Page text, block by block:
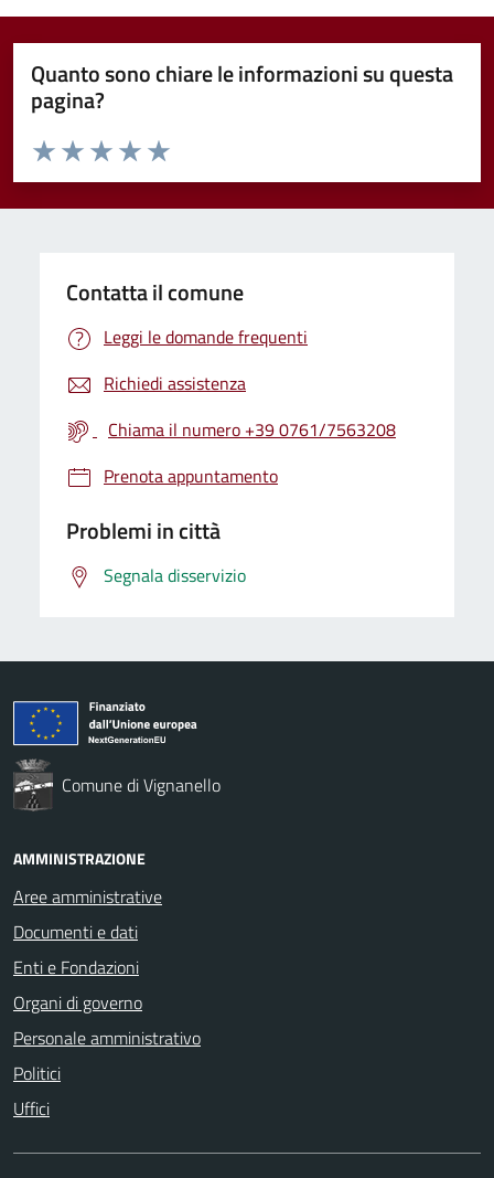
Quanto sono chiare le informazioni su questa
pagina?
Valuta da 1 a 5 stelle la pagina
Valuta 5 stelle su 5
Valuta 4 stelle su 5
Valuta 3 stelle su 5
Valuta 2 stelle su 5
Valuta 1 stelle su 5
Contatta il comune
Leggi le domande frequenti
Richiedi assistenza
Chiama il numero +39 0761/7563208
Prenota appuntamento
Problemi in città
Segnala disservizio
Comune di Vignanello
AMMINISTRAZIONE
Aree amministrative
Documenti e dati
Enti e Fondazioni
Organi di governo
Personale amministrativo
Politici
Uffici